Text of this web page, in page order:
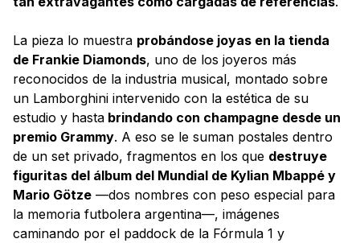
La pieza lo muestra probándose joyas en la tienda
de Frankie Diamonds, uno de los joyeros más
reconocidos de la industria musical, montado sobre
un Lamborghini intervenido con la estética de su
estudio y hasta brindando con champagne desde un
premio Grammy. A eso se le suman postales dentro
de un set privado, fragmentos en los que destruye
figuritas del álbum del Mundial de Kylian Mbappé y
Mario Götze —dos nombres con peso especial para
la memoria futbolera argentina—, imágenes
caminando por el paddock de la Fórmula 1 y